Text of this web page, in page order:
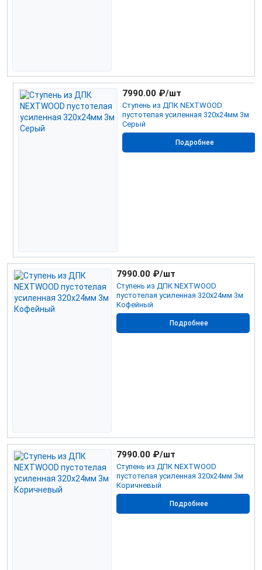
Ступень из ДПК NEXTWOOD
пустотелая усиленная 320х24мм 3м
Серый
7990.00 ₽/шт
Подробнее
Ступень из ДПК NEXTWOOD
пустотелая усиленная 320х24мм 3м
Кофейный
7990.00 ₽/шт
Подробнее
Ступень из ДПК NEXTWOOD
пустотелая усиленная 320х24мм 3м
Коричневый
7990.00 ₽/шт
Подробнее